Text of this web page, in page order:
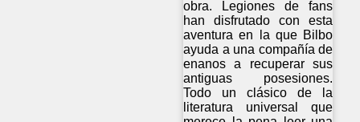
obra. Legiones de fans
han disfrutado con esta
aventura en la que Bilbo
ayuda a una compañía de
enanos a recuperar sus
antiguas posesiones.
Todo un clásico de la
literatura universal que